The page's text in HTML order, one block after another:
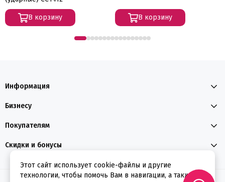
В корзину В корзину
Информация
Бизнесу
Покупателям
Скидки и бонусы
Этот сайт использует cookie-файлы и другие
технологии, чтобы помочь Вам в навигации, а также